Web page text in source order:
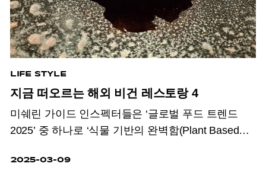
LIFE STYLE
지금 떠오르는 해외 비건 레스토랑 4
미쉐린 가이드 인스펙터들은 ‘글로벌 푸드 트렌드
2025’ 중 하나로 ‘식물 기반의 완벽함(Plant Based
전유물이 아닌 하나의 장르가 됐다.
2025-03-09